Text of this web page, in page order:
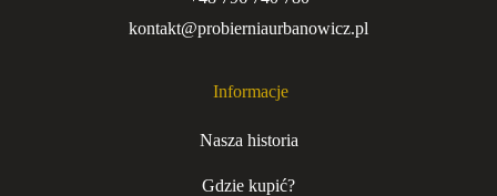
kontakt@probierniaurbanowicz.pl
Informacje
Nasza historia
Gdzie kupić?